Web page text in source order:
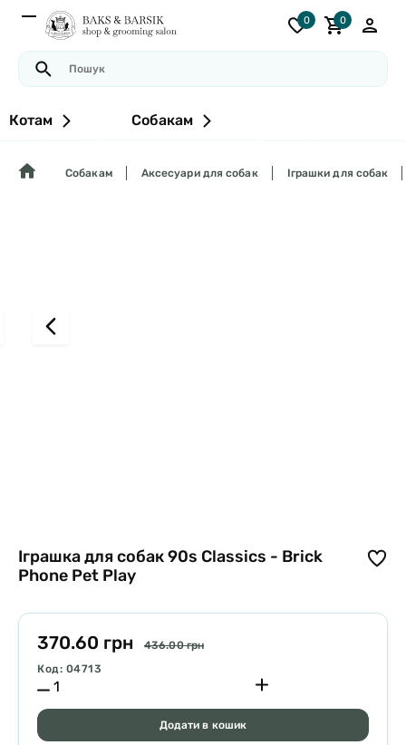
0 0
Котам Собакам
Собакам Аксесуари для собак Іграшки для собак
Іграшка для собак 90s Classics - Brick
Phone Pet Play
370.60 грн
436.00 грн
Код: 04713
Додати в кошик